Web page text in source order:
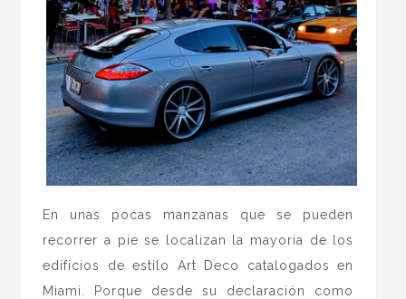
En unas pocas manzanas que se pueden
recorrer a pie se localizan la mayoría de los
edificios de estilo Art Deco catalogados en
Miami. Porque desde su declaración como